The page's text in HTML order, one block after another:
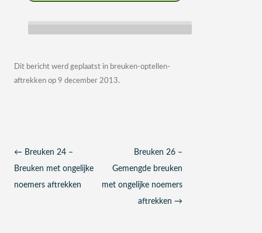
Dit bericht werd geplaatst in breuken-optellen-
aftrekken op 9 december 2013.
Berichtnavigatie
← Breuken 24 –
Breuken met ongelijke
noemers aftrekken
Breuken 26 –
Gemengde breuken
met ongelijke noemers
aftrekken→